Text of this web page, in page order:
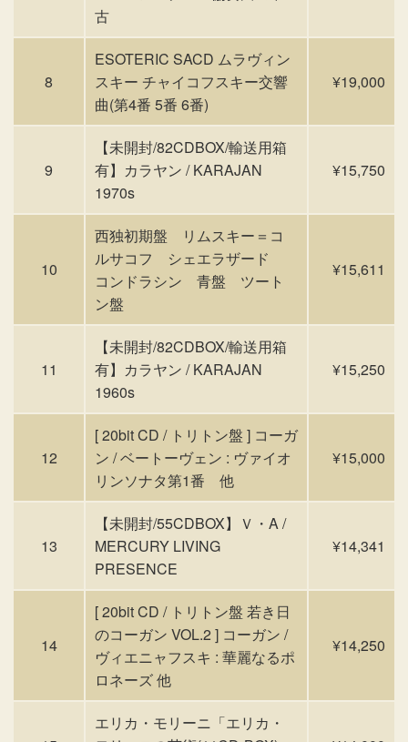
古
8
ESOTERIC SACD ムラヴィン
スキー チャイコフスキー交響
曲(第4番 5番 6番)
¥19,000
9
【未開封/82CDBOX/輸送用箱
有】カラヤン / KARAJAN
1970s
¥15,750
10
西独初期盤 リムスキー＝コ
ルサコフ シェエラザード
コンドラシン 青盤 ツート
ン盤
¥15,611
11
【未開封/82CDBOX/輸送用箱
有】カラヤン / KARAJAN
1960s
¥15,250
12
[ 20bit CD / トリトン盤 ] コーガ
ン / ベートーヴェン : ヴァイオ
リンソナタ第1番 他
¥15,000
13
【未開封/55CDBOX】Ｖ・A /
MERCURY LIVING
PRESENCE
¥14,341
14
[ 20bit CD / トリトン盤 若き日
のコーガン VOL.2 ] コーガン /
ヴィエニャフスキ : 華麗なるポ
ロネーズ 他
¥14,250
エリカ・モリーニ「エリカ・